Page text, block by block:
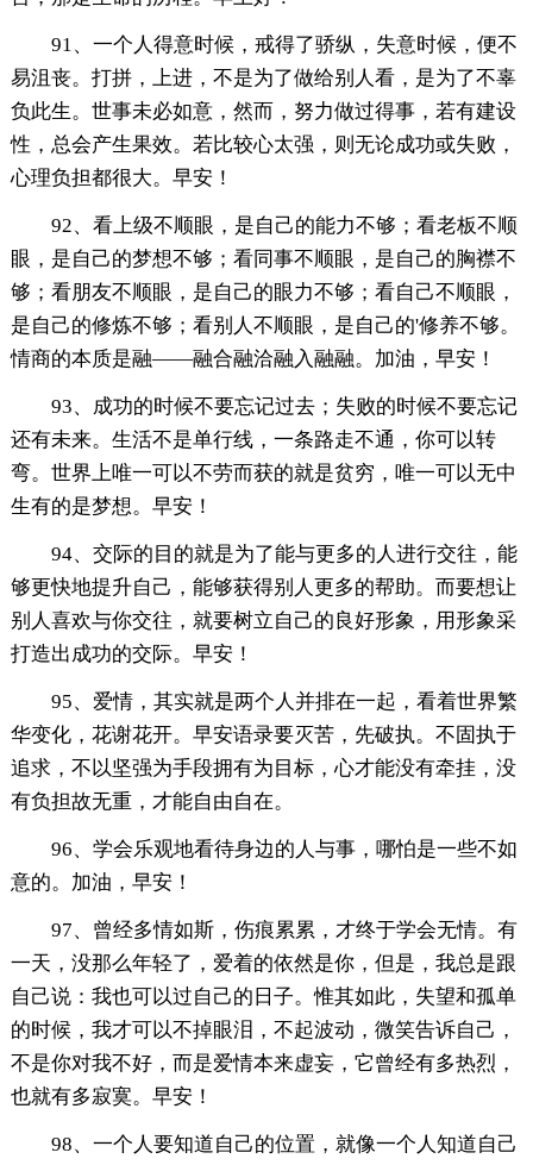
91、一个人得意时候，戒得了骄纵，失意时候，便不
易沮丧。打拼，上进，不是为了做给别人看，是为了不辜
负此生。世事未必如意，然而，努力做过得事，若有建设
性，总会产生果效。若比较心太强，则无论成功或失败，
心理负担都很大。早安！
92、看上级不顺眼，是自己的能力不够；看老板不顺
眼，是自己的梦想不够；看同事不顺眼，是自己的胸襟不
够；看朋友不顺眼，是自己的眼力不够；看自己不顺眼，
是自己的修炼不够；看别人不顺眼，是自己的'修养不够。
情商的本质是融——融合融洽融入融融。加油，早安！
93、成功的时候不要忘记过去；失败的时候不要忘记
还有未来。生活不是单行线，一条路走不通，你可以转
弯。世界上唯一可以不劳而获的就是贫穷，唯一可以无中
生有的是梦想。早安！
94、交际的目的就是为了能与更多的人进行交往，能
够更快地提升自己，能够获得别人更多的帮助。而要想让
别人喜欢与你交往，就要树立自己的良好形象，用形象采
打造出成功的交际。早安！
95、爱情，其实就是两个人并排在一起，看着世界繁
华变化，花谢花开。早安语录要灭苦，先破执。不固执于
追求，不以坚强为手段拥有为目标，心才能没有牵挂，没
有负担故无重，才能自由自在。
96、学会乐观地看待身边的人与事，哪怕是一些不如
意的。加油，早安！
97、曾经多情如斯，伤痕累累，才终于学会无情。有
一天，没那么年轻了，爱着的依然是你，但是，我总是跟
自己说：我也可以过自己的日子。惟其如此，失望和孤单
的时候，我才可以不掉眼泪，不起波动，微笑告诉自己，
不是你对我不好，而是爱情本来虚妄，它曾经有多热烈，
也就有多寂寞。早安！
98、一个人要知道自己的位置，就像一个人知道自己